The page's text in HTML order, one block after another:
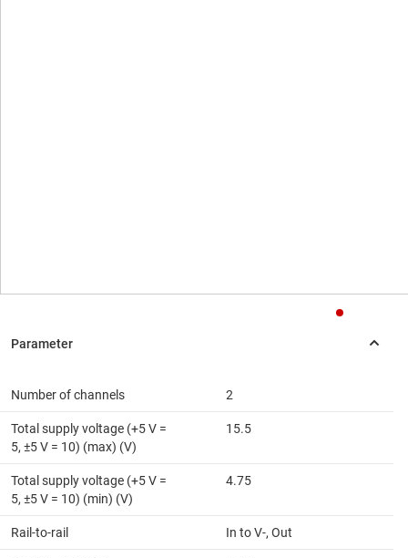
Number of channels 2
Total supply voltage (+5 V =
5, ±5 V = 10) (max) (V)
15.5
Total supply voltage (+5 V =
5, ±5 V = 10) (min) (V)
4.75
Rail-to-rail In to V-, Out